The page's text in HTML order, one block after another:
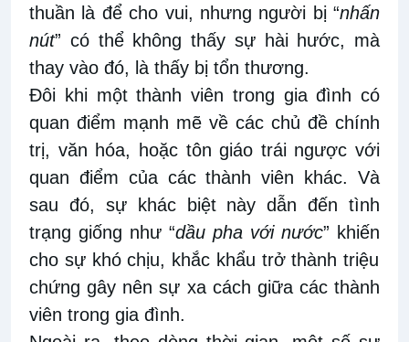
thuần là để cho vui, nhưng người bị “nhấn
nút” có thể không thấy sự hài hước, mà
thay vào đó, là thấy bị tổn thương.
Đôi khi một thành viên trong gia đình có
quan điểm mạnh mẽ về các chủ đề chính
trị, văn hóa, hoặc tôn giáo trái ngược với
quan điểm của các thành viên khác. Và
sau đó, sự khác biệt này dẫn đến tình
trạng giống như “dầu pha với nước” khiến
cho sự khó chịu, khắc khẩu trở thành triệu
chứng gây nên sự xa cách giữa các thành
viên trong gia đình.